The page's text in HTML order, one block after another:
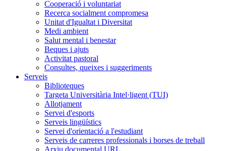
Cooperació i voluntariat
Recerca socialment compromesa
Unitat d'Igualtat i Diversitat
Medi ambient
Salut mental i benestar
Beques i ajuts
Activitat pastoral
Consultes, queixes i suggeriments
Serveis
Biblioteques
Targeta Universitària Intel·ligent (TUI)
Allotjament
Servei d'esports
Serveis lingüístics
Servei d'orientació a l'estudiant
Serveis de carreres professionals i borses de treball
Arxiu documental URL